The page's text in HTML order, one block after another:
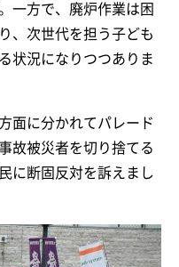
一方で、廃炉作業は困
、次世代を担う子ども
状況になりつつありま
面に分かれてパレード
故被災者を切り捨てる
に断固反対を訴えまし